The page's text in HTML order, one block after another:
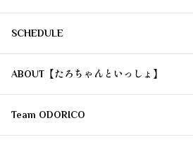
SCHEDULE
ABOUT【たろちゃんといっしょ】
Team ODORICO